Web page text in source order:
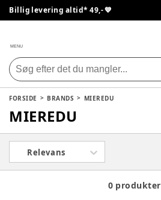
Billig levering altid* 49,- 💙
MENU
FORSIDE BRANDS MIEREDU
MIEREDU
Relevans
0 produkter